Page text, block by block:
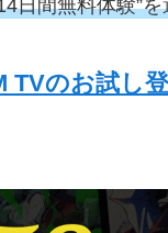
日間無料体験”
TVのお試し